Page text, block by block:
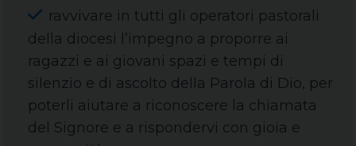
ravvivare in tutti gli operatori pastorali
della diocesi l’impegno a proporre ai
ragazzi e ai giovani spazi e tempi di
silenzio e di ascolto della Parola di Dio, per
poterli aiutare a riconoscere la chiamata
del Signore e a rispondervi con gioia e